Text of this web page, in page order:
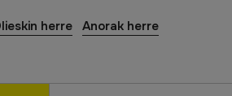
herre
Anorak herre